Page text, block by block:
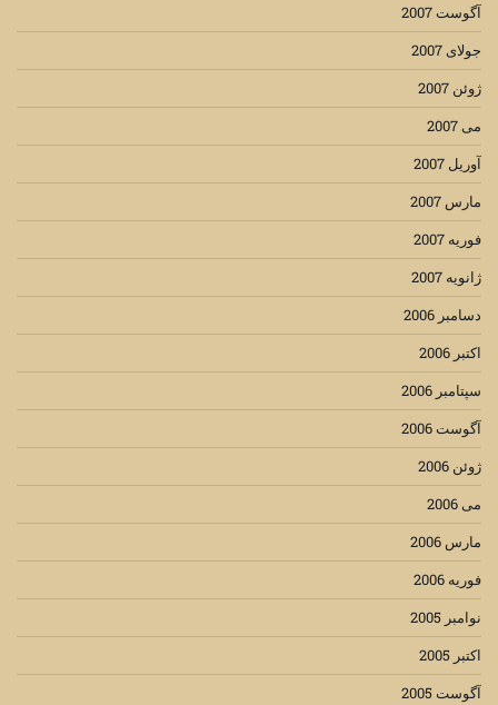
آگوست 2007
جولای 2007
ژوئن 2007
می 2007
آوریل 2007
مارس 2007
فوریه 2007
ژانویه 2007
دسامبر 2006
اکتبر 2006
سپتامبر 2006
آگوست 2006
ژوئن 2006
می 2006
مارس 2006
فوریه 2006
نوامبر 2005
اکتبر 2005
آگوست 2005